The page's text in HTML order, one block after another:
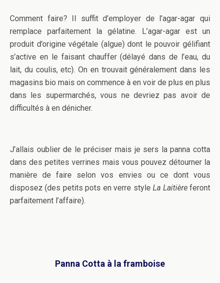
Comment faire? Il suffit d’employer de l’agar-agar qui
remplace parfaitement la gélatine. L’agar-agar est un
produit d’origine végétale (algue) dont le pouvoir gélifiant
s’active en le faisant chauffer (délayé dans de l’eau, du
lait, du coulis, etc). On en trouvait généralement dans les
magasins bio mais on commence à en voir de plus en plus
dans les supermarchés, vous ne devriez pas avoir de
difficultés à en dénicher.
J’allais oublier de le préciser mais je sers la panna cotta
dans des petites verrines mais vous pouvez détourner la
manière de faire selon vos envies ou ce dont vous
disposez (des petits pots en verre styleLa Laitièreferont
parfaitement l’affaire).
Panna Cotta à la framboise